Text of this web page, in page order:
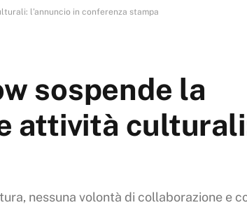
l’annuncio in conferenza stampa
sospende la
attività
nessuna volontà di collaborazione e